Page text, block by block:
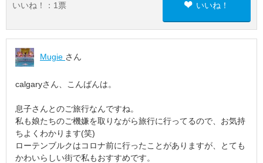
いいね！： 1 票 いいね！
Mugie さん
calgaryさん、こんばんは。
息子さんとのご旅行なんですね。
私も娘たちのご機嫌を取りながら旅行に行ってるので、お気持
ちよくわかります(笑)
ローテンブルクはコロナ前に行ったことがありますが、とても
かわいらしい街で私もおすすめです。